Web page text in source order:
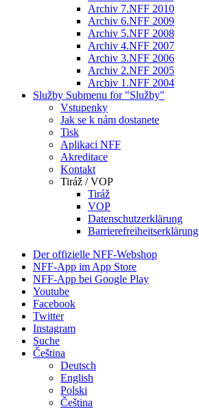
Archiv 7.NFF 2010
Archiv 6.NFF 2009
Archiv 5.NFF 2008
Archiv 4.NFF 2007
Archiv 3.NFF 2006
Archiv 2.NFF 2005
Archiv 1.NFF 2004
Služby Submenu for "Služby"
Vstupenky
Jak se k nám dostanete
Tisk
Aplikaci NFF
Akreditace
Kontakt
Tiráž / VOP
Tiráž
VOP
Datenschutzerklärung
Barrierefreiheitserklärung
Der offizielle NFF-Webshop
NFF-App im App Store
NFF-App bei Google Play
Youtube
Facebook
Twitter
Instagram
Suche
Čeština
Deutsch
English
Polski
Čeština